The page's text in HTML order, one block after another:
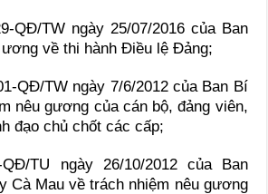
QĐ/TW ngày 25/07/2016 của Ban
ương về thi hành Điều lệ Đảng;
QÐ/TW ngày 7/6/2012 của Ban Bí
nêu gương của cán bộ, đảng viên,
đạo chủ chốt các cấp;
TU ngày 26/10/2012 của Ban
Cà Mau về trách nhiệm nêu gương